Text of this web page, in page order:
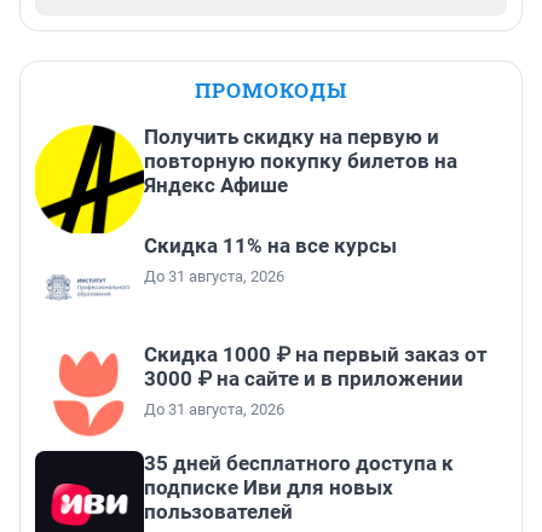
ПРОМОКОДЫ
Получить скидку на первую и
повторную покупку билетов на
Яндекс Афише
Скидка 11% на все курсы
До 31 августа, 2026
Скидка 1000 ₽ на первый заказ от
3000 ₽ на сайте и в приложении
До 31 августа, 2026
35 дней бесплатного доступа к
подписке Иви для новых
пользователей